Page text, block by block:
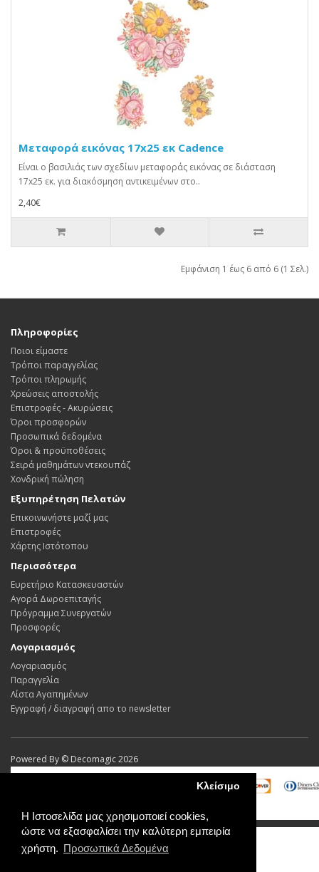
Η Ιστοσελίδα μας χρησιμοποιεί cookies,
ώστε να εξασφαλίσει την καλύτερη εμπειρία
χρήστη. Προσωπικά Δεδομένα
Κλείσιμο
Μεταφορά εικόνας 17x25 εκ Cadence
Είναι ο βασιλιάς των σχεδίων μεταφοράς εικόνας σε διάσταση
17x25 εκ. για διακόσμηση αντικειμένων στο..
2,40€
Εμφάνιση 1 έως 6 από 6 (1 Σελ.)
Πληροφορίες
Ποιοι είμαστε
Τρόποι παραγγελίας
Τρόποι πληρωμής
Χρεώσεις αποστολής
Επιστροφές - Ακυρώσεις
Όροι προσφορών
Προσωπικά δεδομένα
Όροι & προϋποθέσεις
Σειρά μαθημάτων ντεκουπάζ
Χονδρική πώληση
Εξυπηρέτηση Πελατών
Επικοινωνήστε μαζί μας
Επιστροφές
Χάρτης Ιστότοπου
Περισσότερα
Ευρετήριο Κατασκευαστών
Αγορά Δωροεπιταγής
Πρόγραμμα Συνεργατών
Προσφορές
Λογαριασμός
Λογαριασμός
Παραγγελία
Λίστα Αγαπημένων
Εγγραφή / διαγραφή απο το newsletter
Powered By © Decomagic 2026